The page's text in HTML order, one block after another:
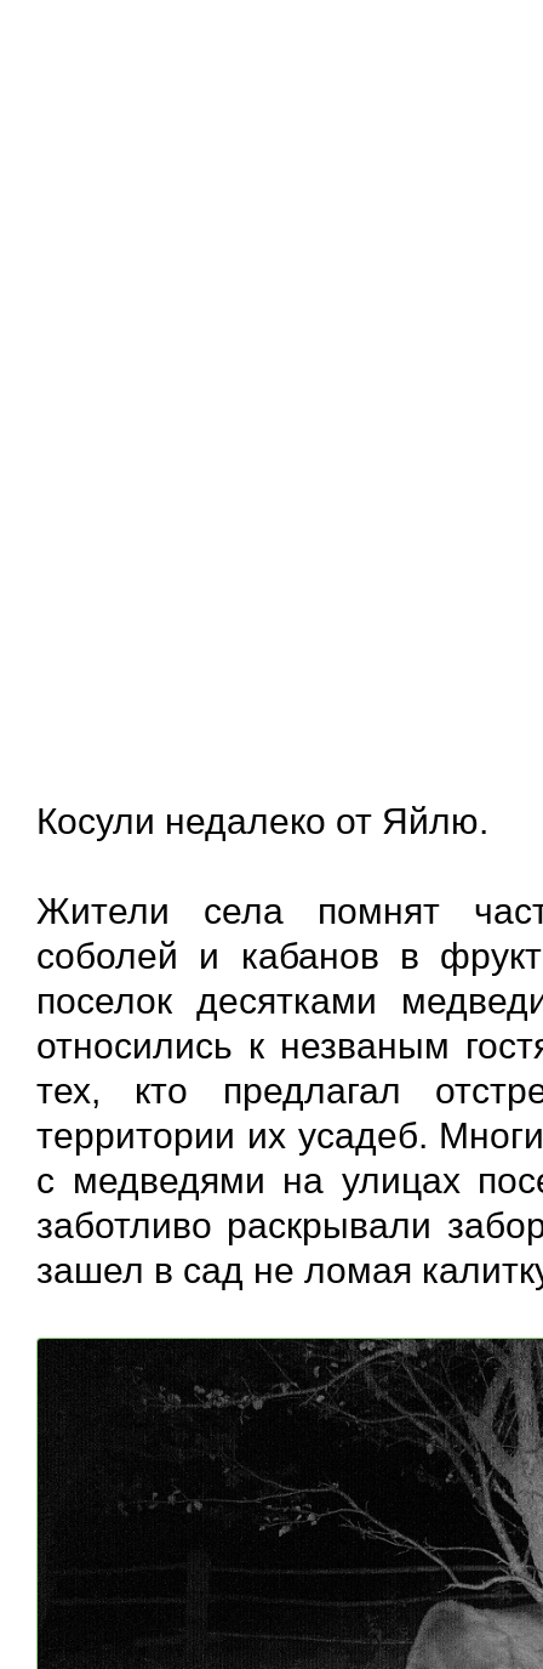
Косули недалеко от Яйлю.
Жители села помнят
соболей и кабанов в
поселок десятками
относились к незваным
тех, кто предлагал
территории их усадеб.
с медведями на улицах
заботливо раскрывали
зашел в сад не ломая